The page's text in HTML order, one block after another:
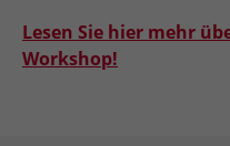
Lesen Sie hier mehr
Workshop!